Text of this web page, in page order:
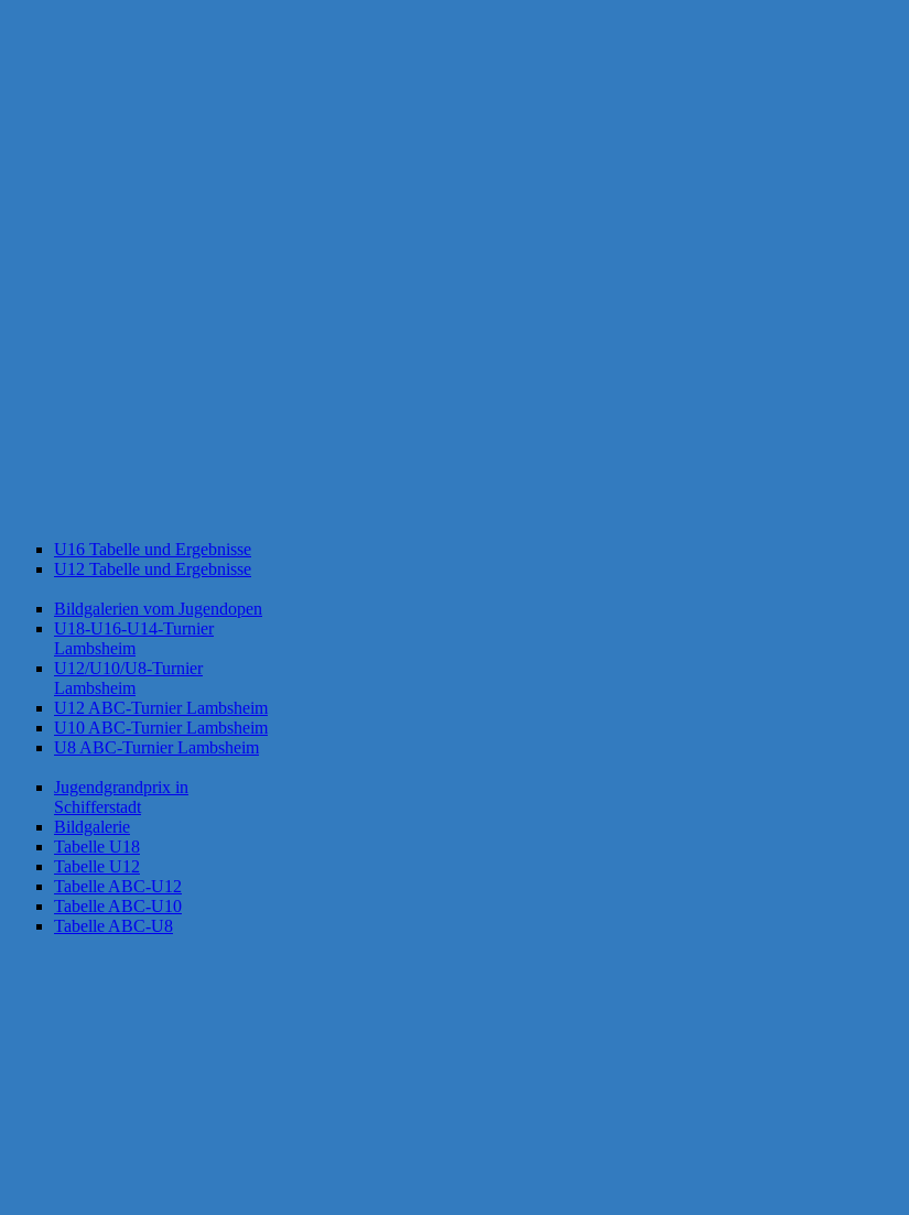
U16 Tabelle und Ergebnisse
U12 Tabelle und Ergebnisse
Bildgalerien vom Jugendopen
U18-U16-U14-Turnier
Lambsheim
U12/U10/U8-Turnier
Lambsheim
U12 ABC-Turnier Lambsheim
U10 ABC-Turnier Lambsheim
U8 ABC-Turnier Lambsheim
Jugendgrandprix in
Schifferstadt
Bildgalerie
Tabelle U18
Tabelle U12
Tabelle ABC-U12
Tabelle ABC-U10
Tabelle ABC-U8